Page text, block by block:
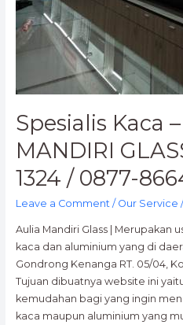
Spesialis Kaca
MANDIRI
1324 / 0877-
Leave a Comment / Our Service /
Aulia Mandiri Glass | Merupakan
kaca dan aluminium yang di
Gondrong Kenanga RT. 05/04,
Tujuan dibuatnya website ini
kemudahan bagi yang ingin
kaca maupun aluminium yang